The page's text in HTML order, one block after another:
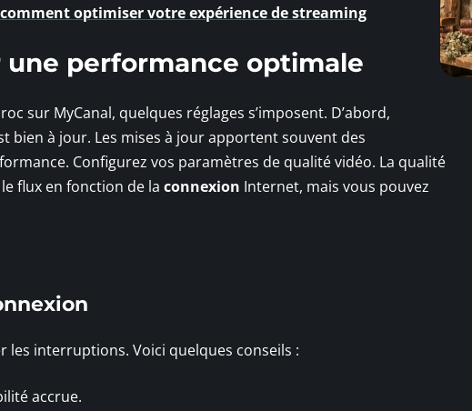
optimiser votre expérience de streaming
performance optimale
sur MyCanal, quelques réglages s’imposent. D’abord,
bien à jour. Les mises à jour apportent souvent des
Configurez vos paramètres de qualité vidéo. La qualité
flux en fonction de la connexion Internet, mais vous pouvez
interruptions. Voici quelques conseils :
accrue.